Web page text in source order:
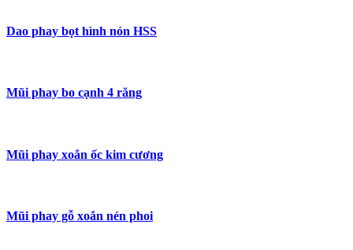
Dao phay bọt hình nón HSS
Mũi phay bo cạnh 4 răng
Mũi phay xoắn ốc kim cương
Mũi phay gỗ xoắn nén phoi